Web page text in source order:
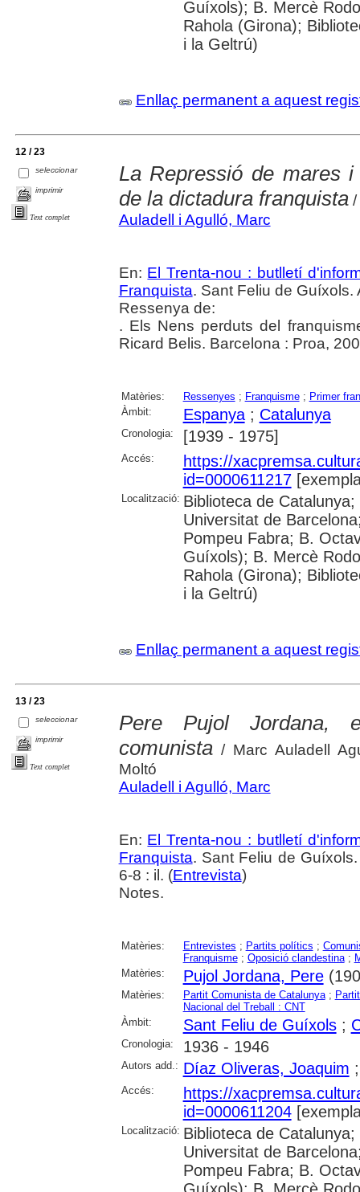
Guíxols); B. Mercè
Rahola (Girona);
i la Geltrú)
Enllaç permanent a aquest
12 / 23
seleccionar
imprimir
Text complet
La Repressió de mares
de la dictadura franquista/
Auladell i Agulló, Marc
En: El Trenta-nou : butlletí
Franquista. Sant Feliu de Guíxols.
Ressenya de:
. Els Nens perduts del
Ricard Belis. Barcelona : Proa,
Matèries: Ressenyes ; Franquisme; Primer
Àmbit:
Espanya; Catalunya
Cronologia: [1939 - 1975]
Accés:
https://
id=0000611217
Localització: Biblioteca de
Universitat de
Pompeu Fabra; B.
Guíxols); B. Mercè
Rahola (Girona);
i la Geltrú)
Enllaç permanent a aquest
13 / 23
seleccionar
imprimir
Text complet
Pere Pujol Jordana,
comunista/ Marc Auladell
Moltó
Auladell i Agulló, Marc
En: El Trenta-nou : butlletí
Franquista. Sant Feliu de
6-8 : il. (Entrevista)
Notes.
Matèries: Entrevistes ; Partits polítics ;
Franquisme; Oposició clandestina;
Matèries:
Pujol Jordana, Pere
Matèries: Partit Comunista de Catalunya;
Nacional del Treball : CNT
Àmbit:
Sant Feliu de Guíxols;
Cronologia: 1936 - 1946
Autors add.: Díaz Oliveras, Joaquim
Accés:
https://
id=0000611204
Localització: Biblioteca de
Universitat de
Pompeu Fabra; B.